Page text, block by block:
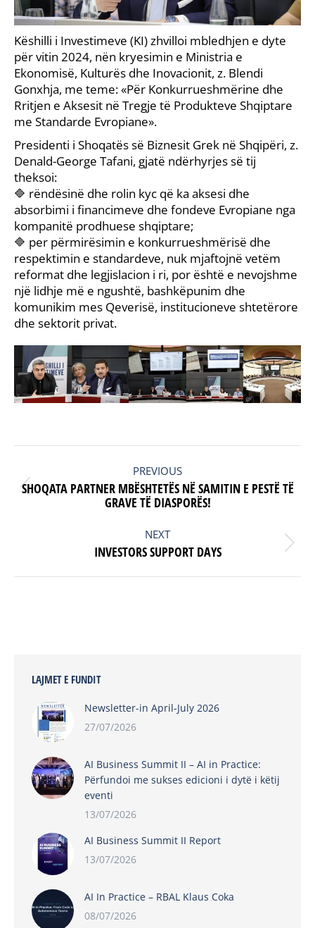
Këshilli i Investimeve (KI) zhvilloi mbledhjen e dyte
për vitin 2024, nën kryesimin e Ministria e
Ekonomisë, Kulturës dhe Inovacionit, z. Blendi
Gonxhja, me teme: «Për Konkurrueshmërine dhe
Rritjen e Aksesit në Tregje të Produkteve Shqiptare
me Standarde Evropiane».
Presidenti i Shoqatës së Biznesit Grek në Shqipëri, z.
Denald-George Tafani, gjatë ndërhyrjes së tij
theksoi:
🔷 rëndësinë dhe rolin kyc që ka aksesi dhe
absorbimi i financimeve dhe fondeve Evropiane nga
kompanitë prodhuese shqiptare;
🔷 per përmirësimin e konkurrueshmërisë dhe
respektimin e standardeve, nuk mjaftojnë vetëm
reformat dhe legjislacion i ri, por është e nevojshme
një lidhje më e ngushtë, bashkëpunim dhe
komunikim mes Qeverisë, institucioneve shtetërore
dhe sektorit privat.
NAVIGATION
PREVIOUS
Previous
post:
SHOQATA PARTNER MBËSHTETËS NË SAMITIN E PESTË TË
GRAVE TË DIASPORËS!
NEXT
Next
INVESTORS SUPPORT DAYS
LAJMET E FUNDIT
Newsletter-in April-July 2026
27/07/2026
AI Business Summit II – AI in Practice:
Përfundoi me sukses edicioni i dytë i këtij
eventi
13/07/2026
AI Business Summit II Report
13/07/2026
AI In Practice – RBAL Klaus Coka
08/07/2026